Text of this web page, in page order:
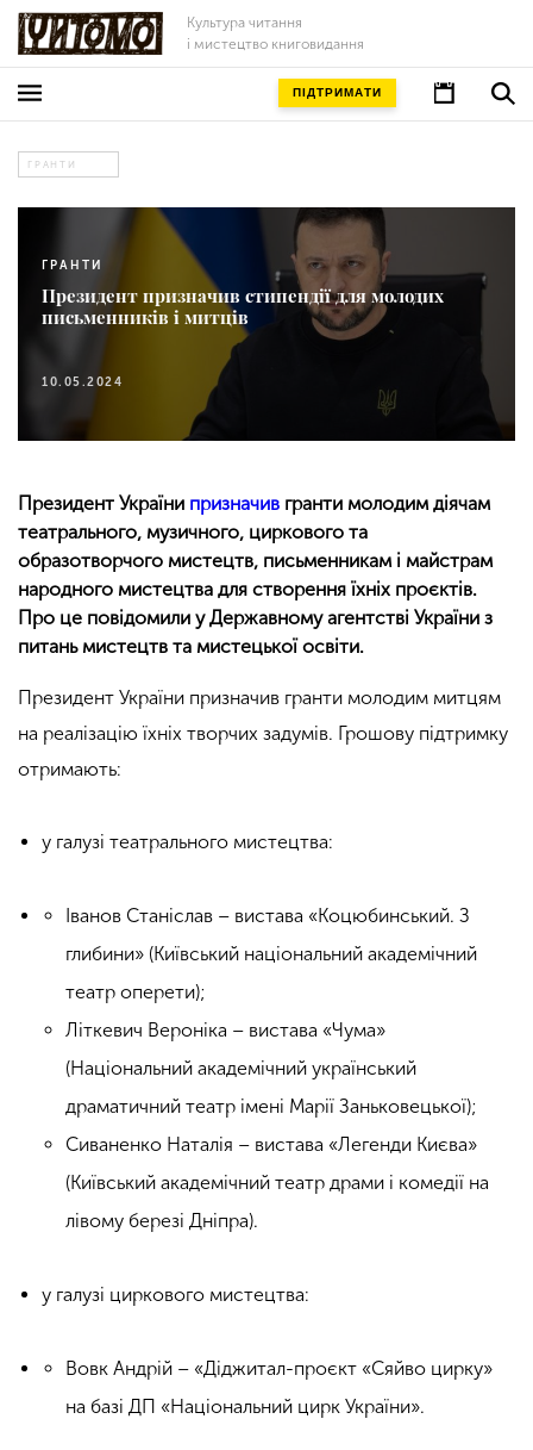
Культура читання
і мистецтво книговидання
ПІДТРИМАТИ
ГРАНТИ
ГРАНТИ
Президент призначив стипендії для молодих
письменників і митців
10.05.2024
Президент України призначив гранти молодим діячам
театрального, музичного, циркового та
образотворчого мистецтв, письменникам і майстрам
народного мистецтва для створення їхніх проєктів.
Про це повідомили у Державному агентстві України з
питань мистецтв та мистецької освіти.
Президент України призначив гранти молодим митцям
на реалізацію їхніх творчих задумів. Грошову підтримку
отримають:
у галузі театрального мистецтва:
Іванов Станіслав – вистава «Коцюбинський. З
глибини» (Київський національний академічний
театр оперети);
Літкевич Вероніка – вистава «Чума»
(Національний академічний український
драматичний театр імені Марії Заньковецької);
Сиваненко Наталія – вистава «Легенди Києва»
(Київський академічний театр драми і комедії на
лівому березі Дніпра).
у галузі циркового мистецтва:
Вовк Андрій – «Діджитал-проєкт «Сяйво цирку»
на базі ДП «Національний цирк України».